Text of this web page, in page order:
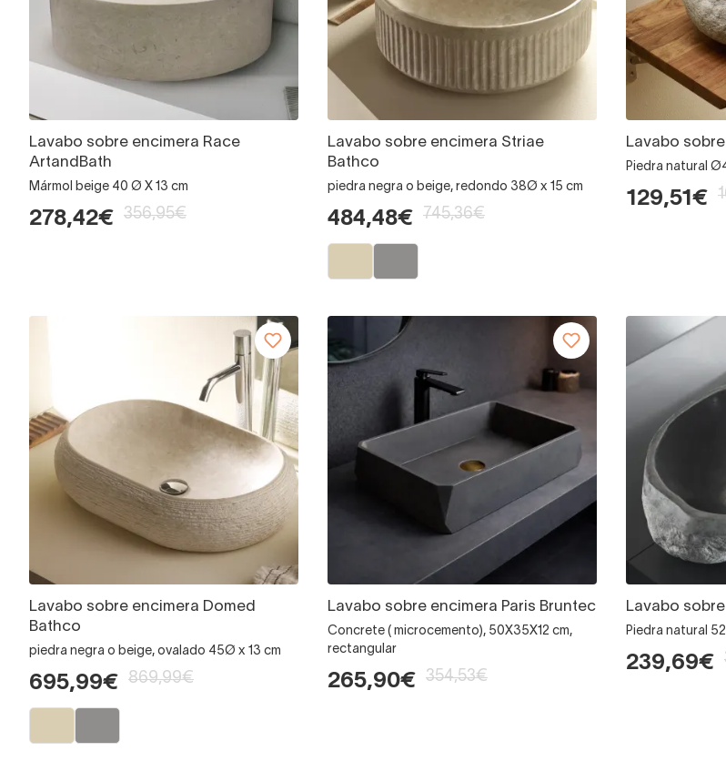
Lavabo sobre encimera Race
ArtandBath
Mármol beige 40 Ø X 13 cm
278,42€ 356,95€
Lavabo sobre encimera Striae
Bathco
piedra negra o beige, redondo 38Ø x 15 cm
484,48€ 745,36€
Lavabo
Piedra natural
129,51€
Lavabo sobre encimera Domed
Bathco
piedra negra o beige, ovalado 45Ø x 13 cm
695,99€ 869,99€
Lavabo sobre encimera Paris Bruntec
Concrete ( microcemento), 50X35X12 cm,
rectangular
265,90€ 354,53€
Lavabo
Piedra natural
239,69€